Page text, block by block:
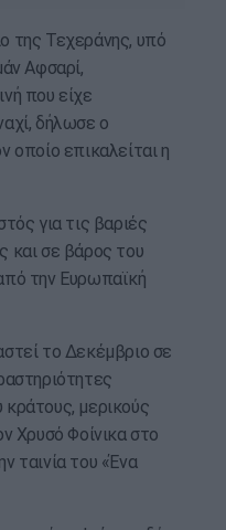
της Τεχεράνης, υπό
Αφσαρί,
που είχε
δήλωσε ο
οποίο επικαλείται η
για τις βαριές
και σε βάρος του
την Ευρωπαϊκή
το Δεκέμβριο σε
μερικούς
Χρυσό Φοίνικα στο
ταινία του «Ένα